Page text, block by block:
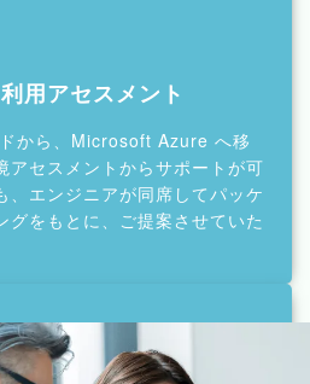
利用アセスメント
から、Microsoft Azure へ移
アセスメントからサポートが可
、エンジニアが同席してパッケ
グをもとに、ご提案させていた